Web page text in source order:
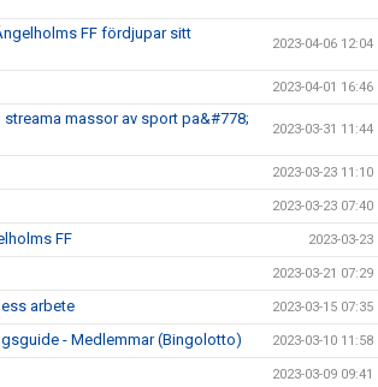
FF fördjupar sitt
2023-04-06 12:04
2023-04-01 16:46
massor av sport pa&#778;
2023-03-31 11:44
2023-03-23 11:10
2023-03-23 07:40
FF 2023-03-23
2023-03-21 07:29
arbete 2023-03-15 07:35
- Medlemmar (Bingolotto) 2023-03-10 11:58
2023-03-09 09:41